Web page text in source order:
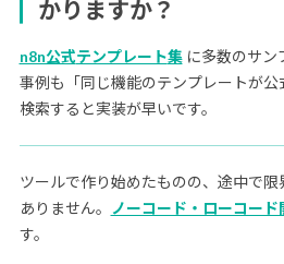
かりますか？
n8n公式テンプレート集に多数のサン
事例も「同じ機能のテンプレートが
検索すると実装が早いです。
ツールで作り始めたものの、途中で限
ありません。 ノーコード・ローコード
す。